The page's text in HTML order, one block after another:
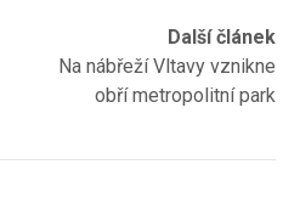
Další článek
Na nábřeží Vltavy vznikne
obří metropolitní park